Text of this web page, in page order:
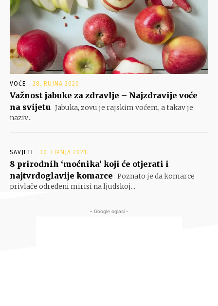
VOĆE 28. RUJNA 2020.
Važnost jabuke za zdravlje – Najzdravije voće
na svijetu Jabuka, zovu je rajskim voćem, a takav je
naziv...
SAVJETI 30. LIPNJA 2021.
8 prirodnih ‘moćnika’ koji će otjerati i
najtvrdoglavije komarce Poznato je da komarce
privlače određeni mirisi na ljudskoj...
- Google oglasi -